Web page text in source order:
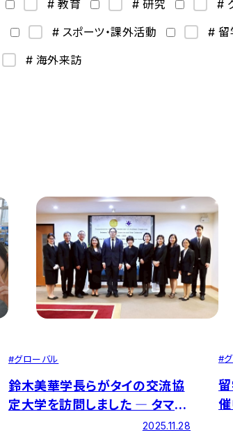
# 教育 # 研究 #
# スポーツ・課外活動 # 留
# 海外来訪
#グローバル
鈴木美華学長らがタイの交流協
定大学を訪問しました ― タマサ
ート大学交流40周年記念セミナ
2025.11.28
#